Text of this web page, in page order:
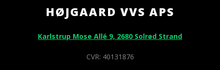
HØJGAARD VVS APS
Karlstrup Mose Allé 9, 2680 Solrød Strand
​CVR: 40131876